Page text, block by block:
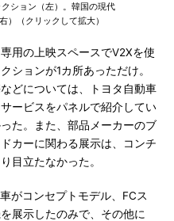
ション（左）。韓国の現代
）（クリックして拡大）
用の上映スペースでV2Xを使
ションが1カ所あっただけ。
どについては、トヨタ自動車
ービスをパネルで紹介してい
た。また、部品メーカーのブ
カーに関わる展示は、コンチ
目立たなかった。
がコンセプトモデル、FCス
展示したのみで、その他に